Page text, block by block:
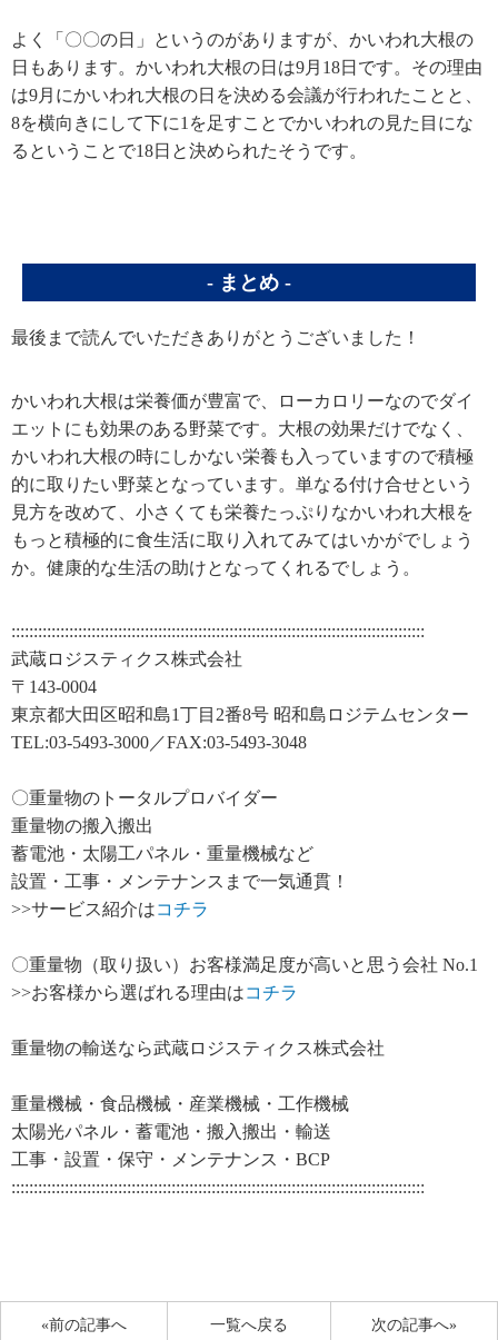
よく「〇〇の日」というのがありますが、かいわれ大根の
日もあります。かいわれ大根の日は9月18日です。その理由
は9月にかいわれ大根の日を決める会議が行われたことと、
8を横向きにして下に1を足すことでかいわれの見た目にな
るということで18日と決められたそうです。
まとめ
最後まで読んでいただきありがとうございました！
かいわれ大根は栄養価が豊富で、ローカロリーなのでダイ
エットにも効果のある野菜です。大根の効果だけでなく、
かいわれ大根の時にしかない栄養も入っていますので積極
的に取りたい野菜となっています。 単なる付け合せという
見方を改めて、小さくても栄養たっぷりなかいわれ大根を
もっと積極的に食生活に取り入れてみてはいかがでしょう
か。 健康的な生活の助けとなってくれるでしょう。
:::::::::::::::::::::::::::::::::::::::::::::::::::::::::::::::::::::::::::::::::::::::::::::
武蔵ロジスティクス株式会社
〒143-0004
東京都大田区昭和島1丁目2番8号 昭和島ロジテムセンター
TEL:03-5493-3000／FAX:03-5493-3048
〇重量物のトータルプロバイダー
重量物の搬入搬出
蓄電池・太陽工パネル・重量機械など
設置・工事・メンテナンスまで一気通貫！
>>サービス紹介はコチラ
〇重量物（取り扱い）お客様満足度が高いと思う会社 No.1
>>お客様から選ばれる理由はコチラ
重量物の輸送なら武蔵ロジスティクス株式会社
重量機械・食品機械・産業機械・工作機械
太陽光パネル・蓄電池・搬入搬出・輸送
工事・設置・保守・メンテナンス・BCP
:::::::::::::::::::::::::::::::::::::::::::::::::::::::::::::::::::::::::::::::::::::::::::::
«前の記事へ 次の記事へ»
一覧へ戻る